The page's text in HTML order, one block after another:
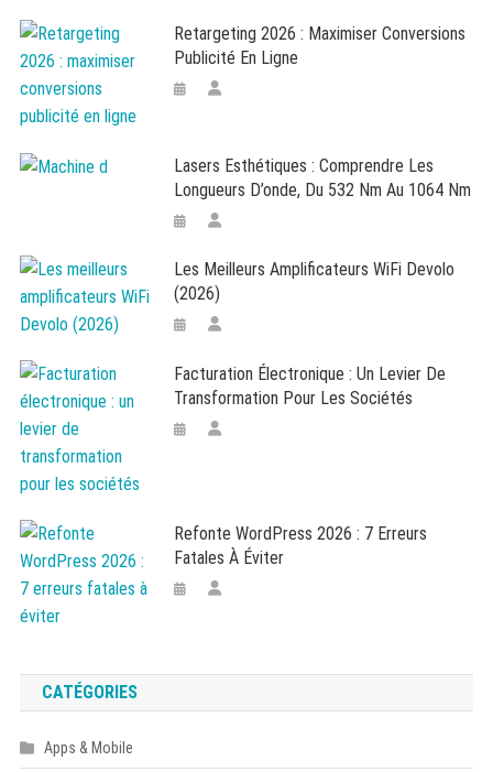
Retargeting 2026 : Maximiser Conversions
Publicité En Ligne
Lasers Esthétiques : Comprendre Les
Longueurs D’onde, Du 532 Nm Au 1064 Nm
Les Meilleurs Amplificateurs WiFi Devolo
(2026)
Facturation Électronique : Un Levier De
Transformation Pour Les Sociétés
Refonte WordPress 2026 : 7 Erreurs
Fatales À Éviter
CATÉGORIES
Apps & Mobile